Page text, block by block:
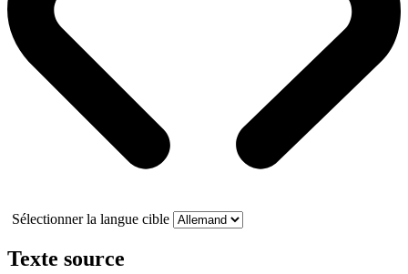
Sélectionner la langue cible
Texte source